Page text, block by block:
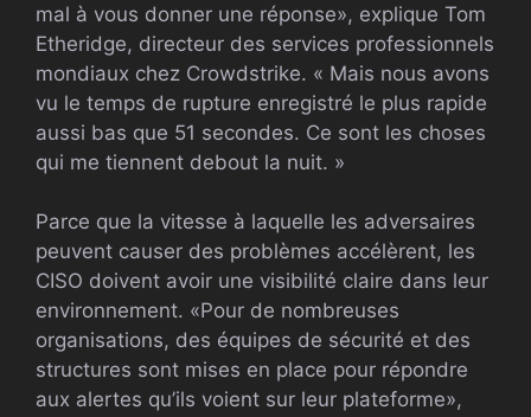
mal à vous donner une réponse», explique Tom
Etheridge, directeur des services professionnels
mondiaux chez Crowdstrike. « Mais nous avons
vu le temps de rupture enregistré le plus rapide
aussi bas que 51 secondes. Ce sont les choses
qui me tiennent debout la nuit. »
Parce que la vitesse à laquelle les adversaires
peuvent causer des problèmes accélèrent, les
CISO doivent avoir une visibilité claire dans leur
environnement. «Pour de nombreuses
organisations, des équipes de sécurité et des
structures sont mises en place pour répondre
aux alertes qu’ils voient sur leur plateforme»,